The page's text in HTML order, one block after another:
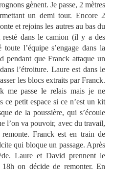
gènent. Je passe, 2 mètres
un demi tour. Encore 2
et rejoins les autres au bas du
dans le camion (il y a des
l’équipe s’engage dans la
pendant que Franck attaque un
l’étroiture. Laure est dans le
les blocs extraits par Franck.
me passe le relais mais je ne
ce petit espace si ce n’est un kit
de la poussière, qui s’écoule
l’on va pouvoir, avec du travail,
Franck est en train de
qui bloque un passage. Après
Laure et David prennent le
on décide de remonter. En